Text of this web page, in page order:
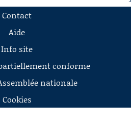
Contact
Aide
Info site
conforme
nationale
Cookies